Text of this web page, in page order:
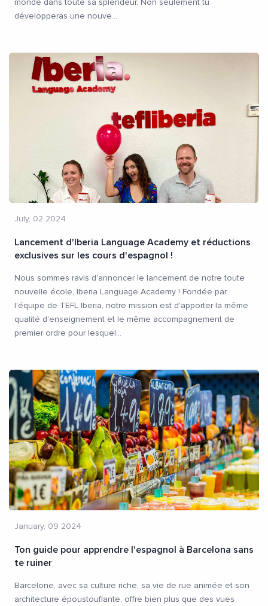
monde dans toute sa splendeur. Non seulement tu
développeras une nouve...
July, 02 2024
Lancement d'Iberia Language Academy et réductions
exclusives sur les cours d'espagnol !
Nous sommes ravis d'annoncer le lancement de notre toute
nouvelle école, Iberia Language Academy ! Fondée par
l'équipe de TEFL Iberia, notre mission est d'apporter la même
qualité d'enseignement et le même accompagnement de
premier ordre pour lesquel...
January, 09 2024
Ton guide pour apprendre l'espagnol à Barcelona sans
te ruiner
Barcelone, avec sa culture riche, sa vie de rue animée et son
architecture époustouflante, offre bien plus que des vues